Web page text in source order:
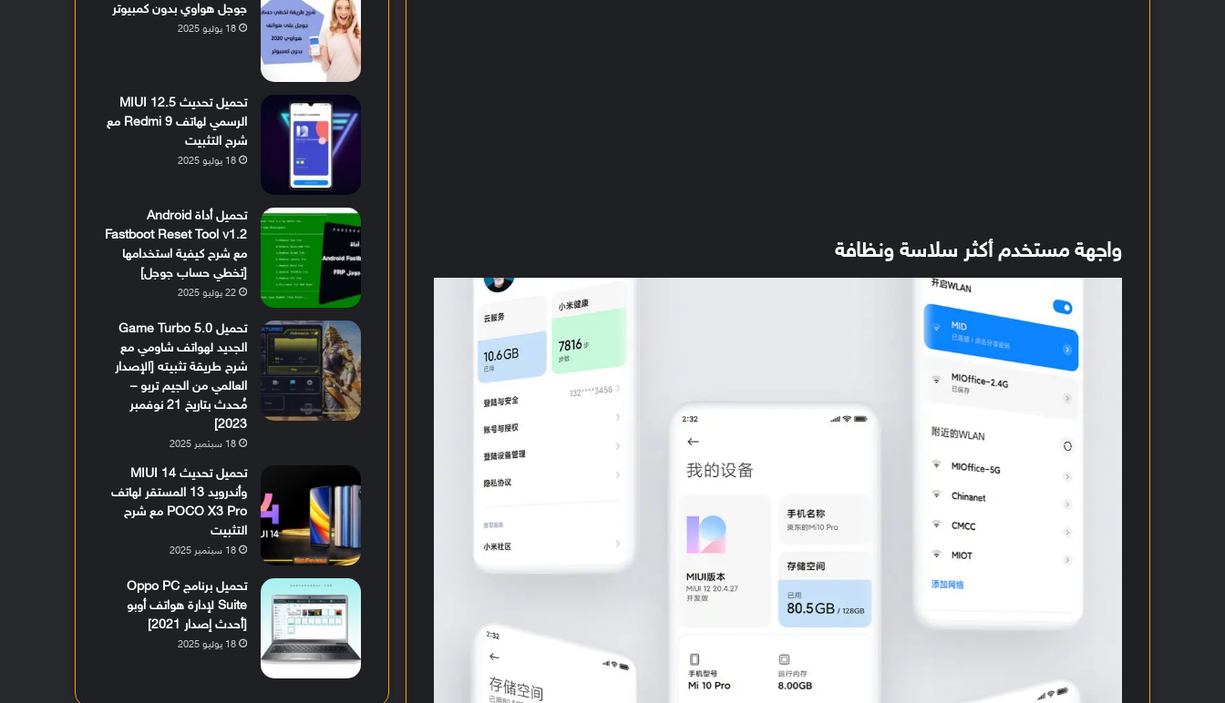
واجهة مستخدم أكثر سلاسة ونظافة
جوجل هواوي بدون كمبيوتر
18 يوليو 2025
تحميل تحديث MIUI 12.5
الرسمي لهاتف Redmi 9 مع
شرح التثبيت
18 يوليو 2025
تحميل أداة Android
Fastboot Reset Tool v1.2
مع شرح كيفية استخدامها
[تخطي حساب جوجل]
22 يوليو 2025
تحميل Game Turbo 5.0
الجديد لهواتف شاومي مع
شرح طريقة تثبيته [الإصدار
العالمي من الجيم تربو –
مُحدث بتاريخ 21 نوفمبر
2023]
18 سبتمبر 2025
تحميل تحديث MIUI 14
وأندرويد 13 المستقر لهاتف
POCO X3 Pro مع شرح
التثبيت
18 سبتمبر 2025
تحميل برنامج Oppo PC
Suite لإدارة هواتف أوبو
[أحدث إصدار 2021]
18 يوليو 2025